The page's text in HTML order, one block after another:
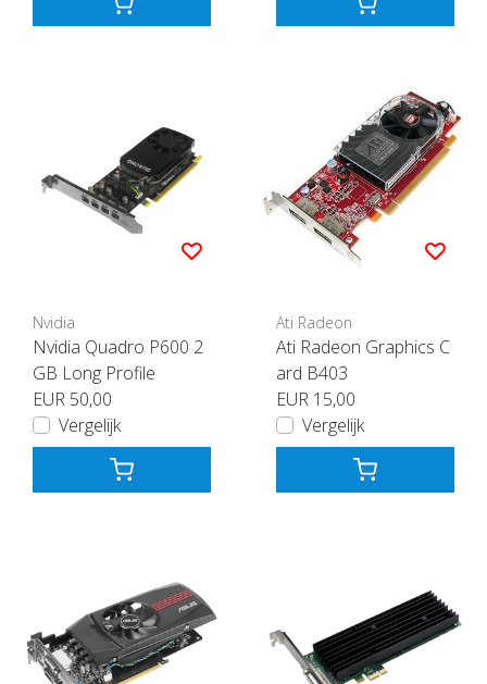
Nvidia
Nvidia Quadro P600 2
GB Long Profile
EUR 50,00
Vergelijk
Ati Radeon
Ati Radeon Graphics C
ard B403
EUR 15,00
Vergelijk